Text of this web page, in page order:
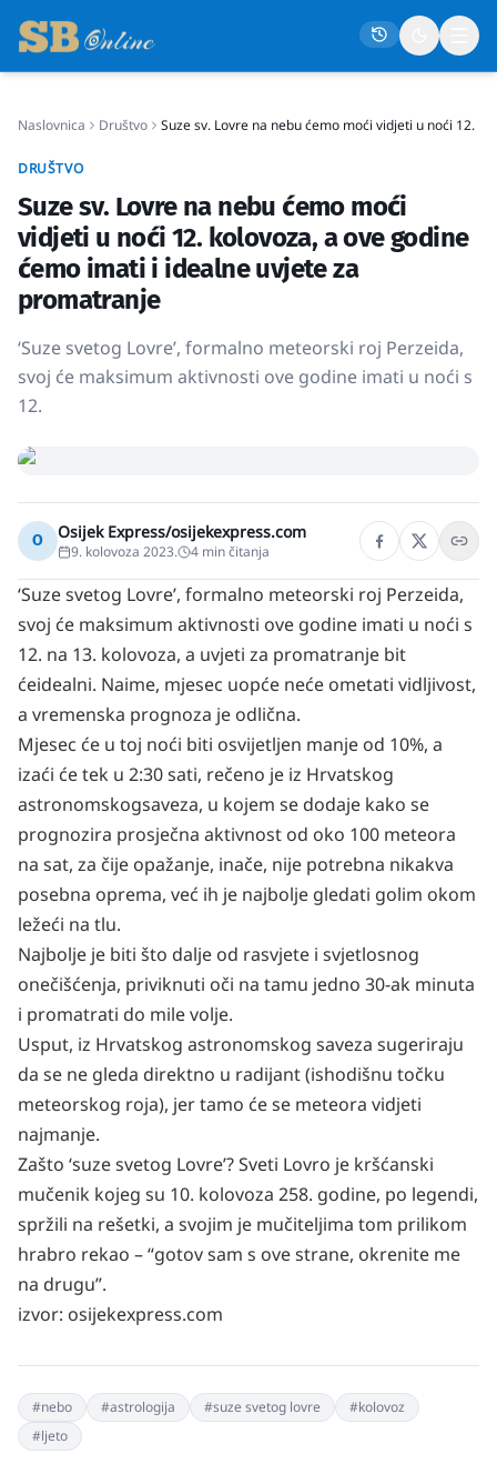
Politika
Gospodarstvo
Život
Crna kronika
Sport
Osmrtnice
Naslovnica Društvo Suze sv. Lovre na nebu ćemo moći vidjeti u noći 12.
DRUŠTVO
Suze sv. Lovre na nebu ćemo moći
vidjeti u noći 12. kolovoza, a ove godine
ćemo imati i idealne uvjete za
promatranje
‘Suze svetog Lovre’, formalno meteorski roj Perzeida,
svoj će maksimum aktivnosti ove godine imati u noći s
12.
O Osijek Express/osijekexpress.com
9. kolovoza 2023. 4 min čitanja
‘Suze svetog Lovre’, formalno meteorski roj Perzeida,
svoj će maksimum aktivnosti ove godine imati u noći s
12. na 13. kolovoza, a uvjeti za promatranje bit
ćeidealni. Naime, mjesec uopće neće ometati vidljivost,
a vremenska prognoza je odlična.
Mjesec će u toj noći biti osvijetljen manje od 10%, a
izaći će tek u 2:30 sati, rečeno je iz Hrvatskog
astronomskogsaveza, u kojem se dodaje kako se
prognozira prosječna aktivnost od oko 100 meteora
na sat, za čije opažanje, inače, nije potrebna nikakva
posebna oprema, već ih je najbolje gledati golim okom
ležeći na tlu.
Najbolje je biti što dalje od rasvjete i svjetlosnog
onečišćenja, priviknuti oči na tamu jedno 30-ak minuta
i promatrati do mile volje.
Usput, iz Hrvatskog astronomskog saveza sugeriraju
da se ne gleda direktno u radijant (ishodišnu točku
meteorskog roja), jer tamo će se meteora vidjeti
najmanje.
Zašto ‘suze svetog Lovre’? Sveti Lovro je kršćanski
mučenik kojeg su 10. kolovoza 258. godine, po legendi,
spržili na rešetki, a svojim je mučiteljima tom prilikom
hrabro rekao – “gotov sam s ove strane, okrenite me
na drugu”.
izvor: osijekexpress.com
#nebo #astrologija #suze svetog lovre #kolovoz
#ljeto